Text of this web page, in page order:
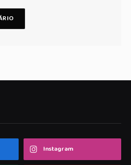
Instagram